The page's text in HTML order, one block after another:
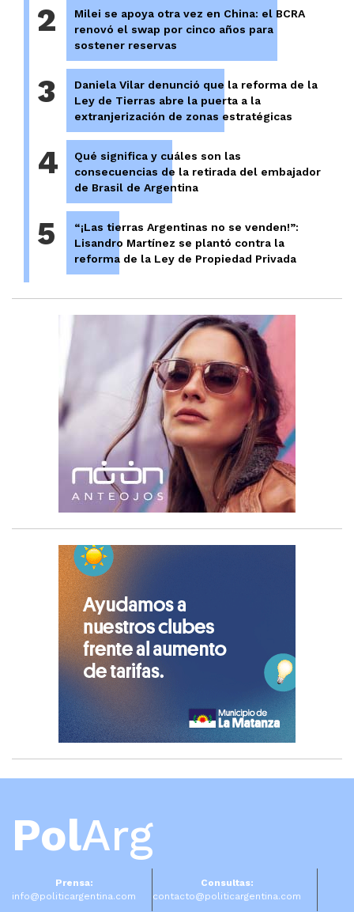
2
Milei se apoya otra vez en China: el BCRA
renovó el swap por cinco años para
sostener reservas
3
Daniela Vilar denunció que la reforma de la
Ley de Tierras abre la puerta a la
extranjerización de zonas estratégicas
4
Qué significa y cuáles son las
consecuencias de la retirada del embajador
de Brasil de Argentina
5
“¡Las tierras Argentinas no se venden!”:
Lisandro Martínez se plantó contra la
reforma de la Ley de Propiedad Privada
PolArg
Prensa:
info@politicargentina.com
Consultas:
contacto@politicargentina.com